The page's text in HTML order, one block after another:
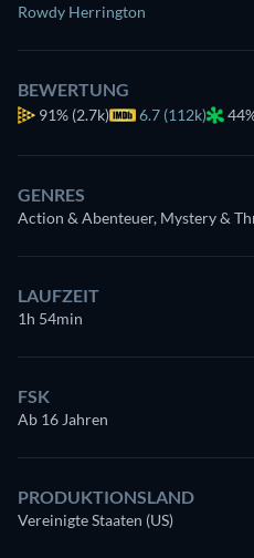
Rowdy Herrington
BEWERTUNG
91% (2.7k) 6.7 (112k)
GENRES
Action & Abenteuer, Mystery &
LAUFZEIT
1h 54min
FSK
Ab 16 Jahren
PRODUKTIONSLAND
Vereinigte Staaten (US)